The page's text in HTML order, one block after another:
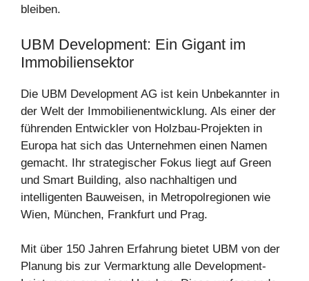
bleiben.
UBM Development: Ein Gigant im
Immobiliensektor
Die UBM Development AG ist kein Unbekannter in
der Welt der Immobilienentwicklung. Als einer der
führenden Entwickler von Holzbau-Projekten in
Europa hat sich das Unternehmen einen Namen
gemacht. Ihr strategischer Fokus liegt auf Green
und Smart Building, also nachhaltigen und
intelligenten Bauweisen, in Metropolregionen wie
Wien, München, Frankfurt und Prag.
Mit über 150 Jahren Erfahrung bietet UBM von der
Planung bis zur Vermarktung alle Development-